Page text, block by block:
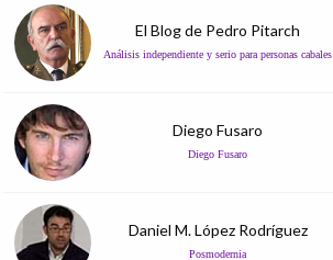
El Blog de Pedro Pitarch
Análisis independiente y serio para personas cabales
Diego Fusaro
Diego Fusaro
Daniel M. López Rodríguez
Posmodernia